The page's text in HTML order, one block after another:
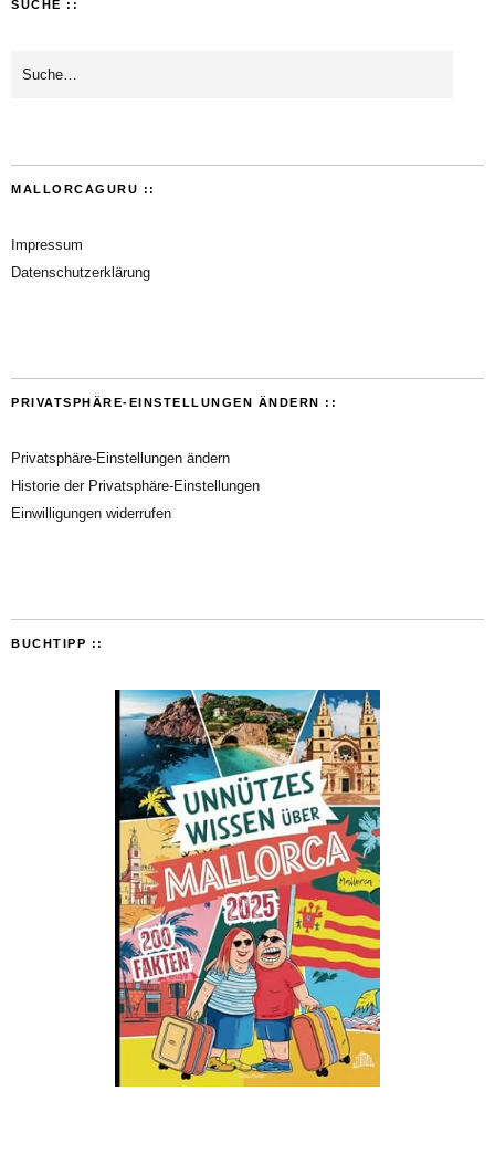
SUCHE ::
MALLORCAGURU ::
Impressum
Datenschutzerklärung
PRIVATSPHÄRE-EINSTELLUNGEN ÄNDERN ::
Privatsphäre-Einstellungen ändern
Historie der Privatsphäre-Einstellungen
Einwilligungen widerrufen
BUCHTIPP ::